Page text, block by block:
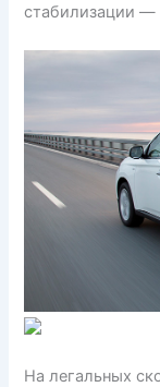
стабилизации —
На легальных